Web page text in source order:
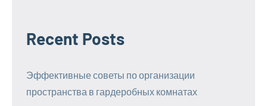
Recent Posts
Эффективные советы по организации
пространства в гардеробных комнатах